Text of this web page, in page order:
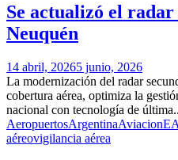
Se actualizó el
Neuquén
14 abril, 20265 junio, 2026
La modernización del radar
cobertura aérea, optimiza la
nacional con tecnología de
AeropuertosArgentinaAviacion
aéreovigilancia aérea